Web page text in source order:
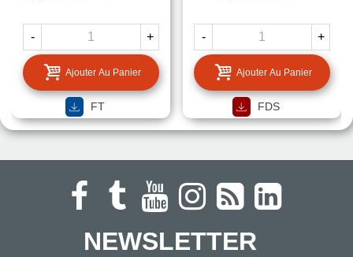
- +
Ajouter Au Panier
FT
- +
Ajouter Au Panier
FDS
NEWSLETTER